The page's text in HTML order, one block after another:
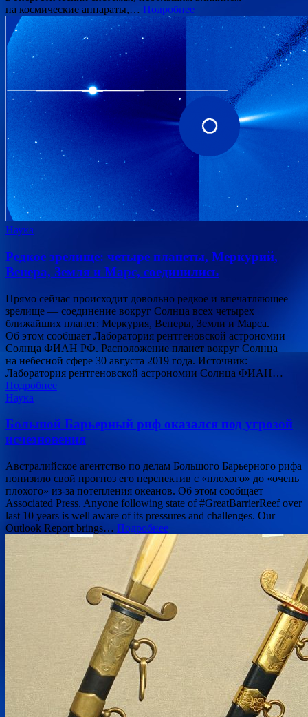
на космические аппараты,… Подробнее
Наука
Редкое зрелище: четыре планеты, Меркурий,
Венера, Земля и Марс, соединились
Прямо сейчас происходит довольно редкое и впечатляющее
зрелище — соединение вокруг Солнца всех четырех
ближайших планет: Меркурия, Венеры, Земли и Марса.
Об этом сообщает Лаборатория рентгеновской астрономии
Солнца ФИАН РФ. Расположение планет вокруг Солнца
на небесной сфере 30 августа 2019 года. Источник:
Лаборатория рентгеновской астрономии Солнца ФИАН…
Подробнее
Наука
Большой Барьерный риф оказался под угрозой
исчезновения
Австралийское агентство по делам Большого Барьерного рифа
понизило свой прогноз его перспектив с «плохого» до «очень
плохого» из-за потепления океанов. Об этом сообщает
Associated Press. Anyone following state of #GreatBarrierReef over
last 10 years is well aware of its pressures and challenges. Our
Outlook Report brings… Подробнее